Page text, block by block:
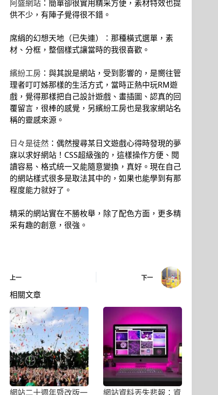
阿盛網站 ：簡單卻很實用精采方便，素材特效也提
供不少，有陣子覺得很不錯。
席絹的幻想天地（已失連）：那種橫式選單，素
材、分框，整個樣式讓當時的我很喜歡。
繽紛工房 ：與其說是網站，受到影響的，是嚮往管
理者叮叮姊那樣的生活方式，當時正熱中玩RM遊
戲，覺得那樣把自己設計遊戲、畫插圖、認真的回
覆留言，很棒的感覺，另繽紛工房也是我家網站名
稱的靈感來源。
日々是徒然 ：偶然搜尋某日文遊戲心得時發現的夢
寐以求好網站！CSS超級強的，這樣操作方便、閱
讀容易、格式統一又能隨意變換，真好。現在自己
的網站樣式很多是取法其中的，如果也能學到有那
程度能力就好了。
精采的網站實在不勝枚舉，除了配色方面，更多精
采有趣的創意，很強。
上一 下一
相關文章
網站二十週年暨改版一
網站資料丟失悲報：資